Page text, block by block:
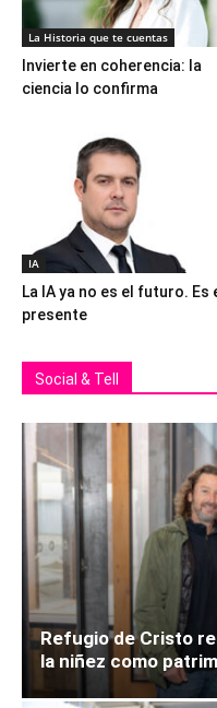
La Historia que te cuentas
Invierte en coherencia: la
ciencia lo confirma
IA
La IA ya no es el futuro. Es
presente
Social & Tell
Refugio de Cristo
la niñez como